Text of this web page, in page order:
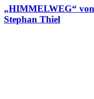
„HIMMELWEG“
Stephan Thiel